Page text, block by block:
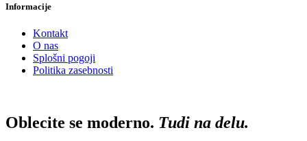
Informacije
Kontakt
O nas
Splošni pogoji
Politika zasebnosti
Oblecite se moderno. Tudi na delu.